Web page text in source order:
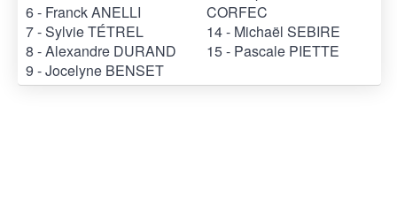
6 - Franck ANELLI
7 - Sylvie TÉTREL
8 - Alexandre DURAND
9 - Jocelyne BENSET
CORFEC
14 - Michaël SEBIRE
15 - Pascale PIETTE